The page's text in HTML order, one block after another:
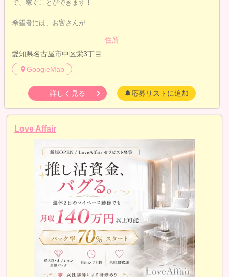
で、稼ぐことができます！
希望者には、お客さんが…
住所
愛知県名古屋市中区栄3丁目
GoogleMap
詳しく見る 応募リストに追加
Love Affair